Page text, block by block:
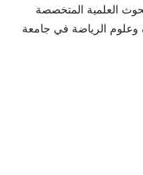
العلمية المتخصصة
وعلوم الرياضة في جامعة